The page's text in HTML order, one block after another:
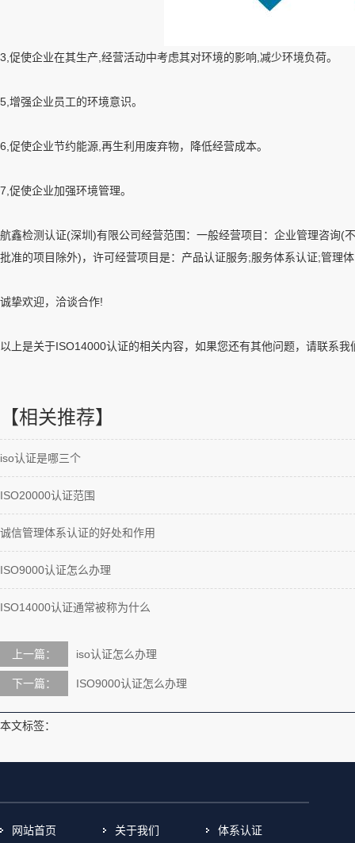
3,促使企业在其生产,经营活动中考虑其对环境的影响,减少环境负荷。
5,增强企业员工的环境意识。
6,促使企业节约能源,再生利用废弃物，降低经营成本。
7,促使企业加强环境管理。
航鑫检测认证(深圳)有限公司经营范围：一般经营项目：企业管理咨询(
批准的项目除外)，许可经营项目是：产品认证服务;服务体系认证;管理
诚挚欢迎，洽谈合作!
以上是关于ISO14000认证的相关内容，如果您还有其他问题，请联系我
【相关推荐】
iso认证是哪三个
ISO20000认证范围
诚信管理体系认证的好处和作用
ISO9000认证怎么办理
ISO14000认证通常被称为什么
上一篇： iso认证怎么办理
下一篇： ISO9000认证怎么办理
本文标签：
网站首页 关于我们 体系认证